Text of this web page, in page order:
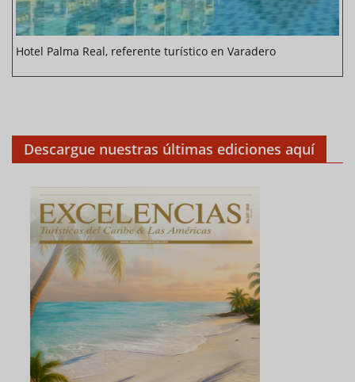
Hotel Palma Real, referente turístico en Varadero
Descargue nuestras últimas ediciones aquí